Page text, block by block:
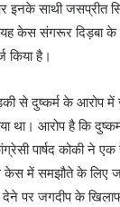
इनके साथी जसप्रीत
केस संगरूर दिड़बा के
किया है।
से दुष्कर्म के आरोप में
आरोप है कि दुष्कर्म
पार्षद कोकी ने
में समझौते के लिए
पर जगदीप के